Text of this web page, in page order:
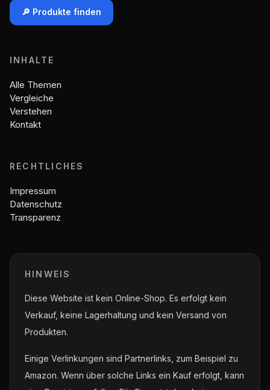
🔎 Produkte finden
INHALTE
Alle Themen
Vergleiche
Verstehen
Kontakt
RECHTLICHES
Impressum
Datenschutz
Transparenz
HINWEIS
Diese Website ist kein Online-Shop. Es erfolgt kein
Verkauf, keine Lagerhaltung und kein Versand von
Produkten.
Einige Verlinkungen sind Partnerlinks, zum Beispiel zu
Amazon. Wenn über solche Links ein Kauf erfolgt, kann